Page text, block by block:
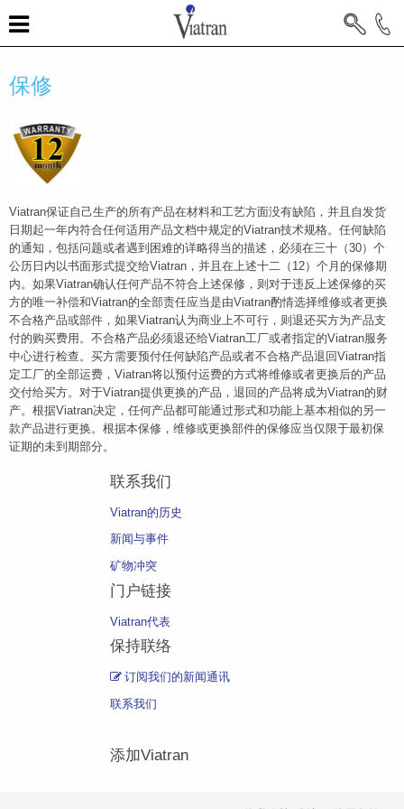
保修
Viatran保证自己生产的所有产品在材料和工艺方面没有缺陷，并且自发货
日期起一年内符合任何适用产品文档中规定的Viatran技术规格。任何缺陷
的通知，包括问题或者遇到困难的详略得当的描述，必须在三十（30）个
公历日内以书面形式提交给Viatran，并且在上述十二（12）个月的保修期
内。如果Viatran确认任何产品不符合上述保修，则对于违反上述保修的买
方的唯一补偿和Viatran的全部责任应当是由Viatran酌情选择维修或者更换
不合格产品或部件，如果Viatran认为商业上不可行，则退还买方为产品支
付的购买费用。不合格产品必须退还给Viatran工厂或者指定的Viatran服务
中心进行检查。买方需要预付任何缺陷产品或者不合格产品退回Viatran指
定工厂的全部运费，Viatran将以预付运费的方式将维修或者更换后的产品
交付给买方。对于Viatran提供更换的产品，退回的产品将成为Viatran的财
产。根据Viatran决定，任何产品都可能通过形式和功能上基本相似的另一
款产品进行更换。根据本保修，维修或更换部件的保修应当仅限于最初保
证期的未到期部分。
联系我们
Viatran的历史
新闻与事件
矿物冲突
门户链接
Viatran代表
保持联络
订阅我们的新闻通讯
联系我们
添加Viatran